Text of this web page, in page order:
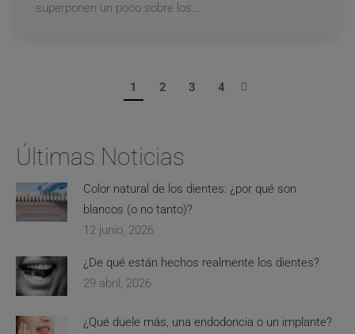
superponen un poco sobre los…
1 2 3 4
Últimas Noticias
Color natural de los dientes: ¿por qué son
blancos (o no tanto)?
12 junio, 2026
¿De qué están hechos realmente los dientes?
29 abril, 2026
¿Qué duele más, una endodoncia o un implante?